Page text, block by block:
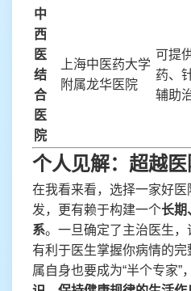
中
西
医
结
合
医
院
上海中医药大学
附属龙华医院
可提
药、
辅助
个人见解：超越
在我看来看，选择一家好
发，更有赖于构建一个长期
系。一旦确定了主治医生
有利于医生掌握你病情的
属自身也要成为“半个专家”，